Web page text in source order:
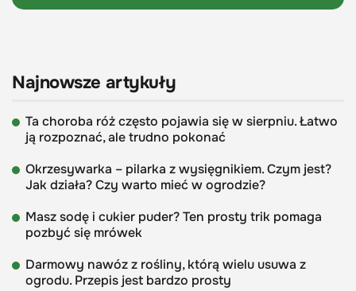
Najnowsze artykuły
Ta choroba róż często pojawia się w sierpniu. Łatwo
ją rozpoznać, ale trudno pokonać
Okrzesywarka – pilarka z wysięgnikiem. Czym jest?
Jak działa? Czy warto mieć w ogrodzie?
Masz sodę i cukier puder? Ten prosty trik pomaga
pozbyć się mrówek
Darmowy nawóz z rośliny, którą wielu usuwa z
ogrodu. Przepis jest bardzo prosty